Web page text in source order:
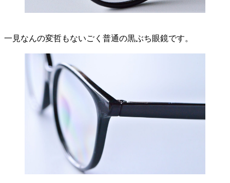
一見なんの変哲もないごく普通の黒ぶち眼鏡です。